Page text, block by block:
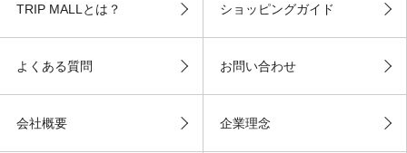
TRIP MALLとは？ ショッピングガイド
よくある質問 お問い合わせ
会社概要 企業理念